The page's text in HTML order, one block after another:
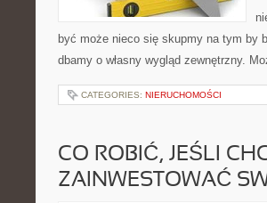
być może nieco się skupmy na tym by
dbamy o własny wygląd zewnętrzny.
CATEGORIES: NIERUCHOMOŚCI
CO ROBIĆ, JEŚLI
ZAINWESTOWAĆ